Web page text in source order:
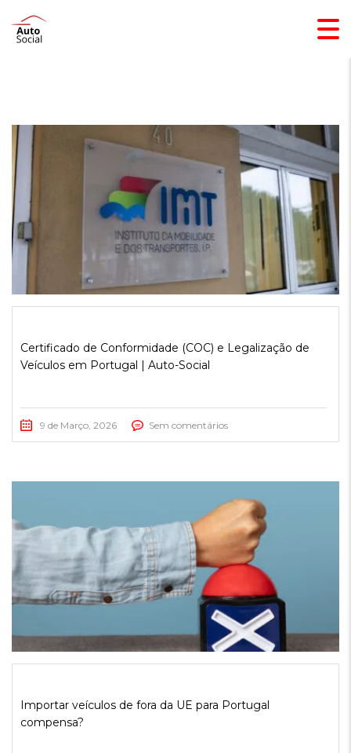
Certificado de Conformidade (COC) e Legalização de
Veículos em Portugal | Auto-Social
9 de Março, 2026 Sem comentários
Importar veículos de fora da UE para Portugal
compensa?